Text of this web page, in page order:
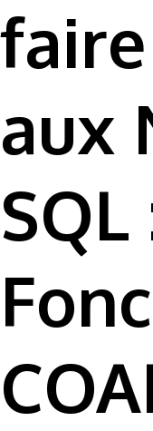
aux
SQL